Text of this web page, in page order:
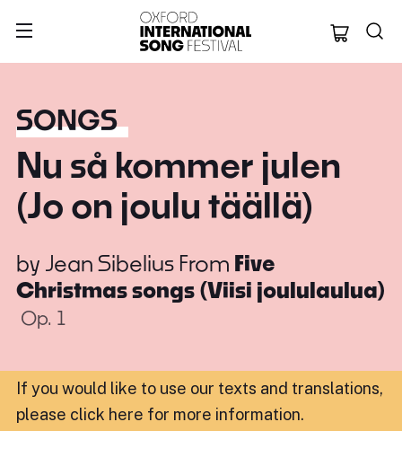
Oxford
SONGS
Nu så kommer julen
(Jo on joulu täällä)
by Jean Sibelius From Five
Christmas songs (Viisi joululaulua)
Op. 1
If you would like to use our texts and translations,
please click here for more information.